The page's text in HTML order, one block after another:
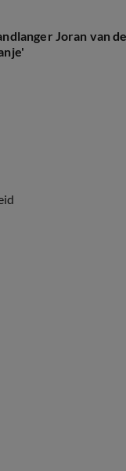
Joran van